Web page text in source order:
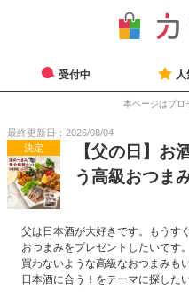
受付中
本ページはプロ
最終更新日：2026/08/04
決定
【父の日】お
う高級おつま
父は日本酒が大好きです。もうす
おつまみをプレゼントしたいです
買わないような高級なおつまみも
日本酒に合う！をテーマに探した